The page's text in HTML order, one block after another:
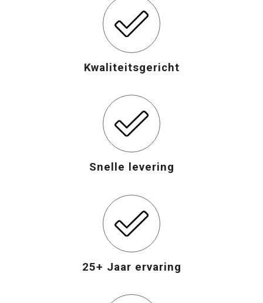
Kwaliteitsgericht
Snelle levering
25+ Jaar ervaring